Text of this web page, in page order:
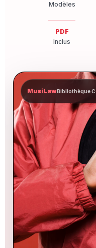
Modèles
PDF
Inclus
MusiLawBibliothèque